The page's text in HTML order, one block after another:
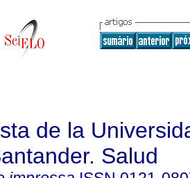
de la
Salud